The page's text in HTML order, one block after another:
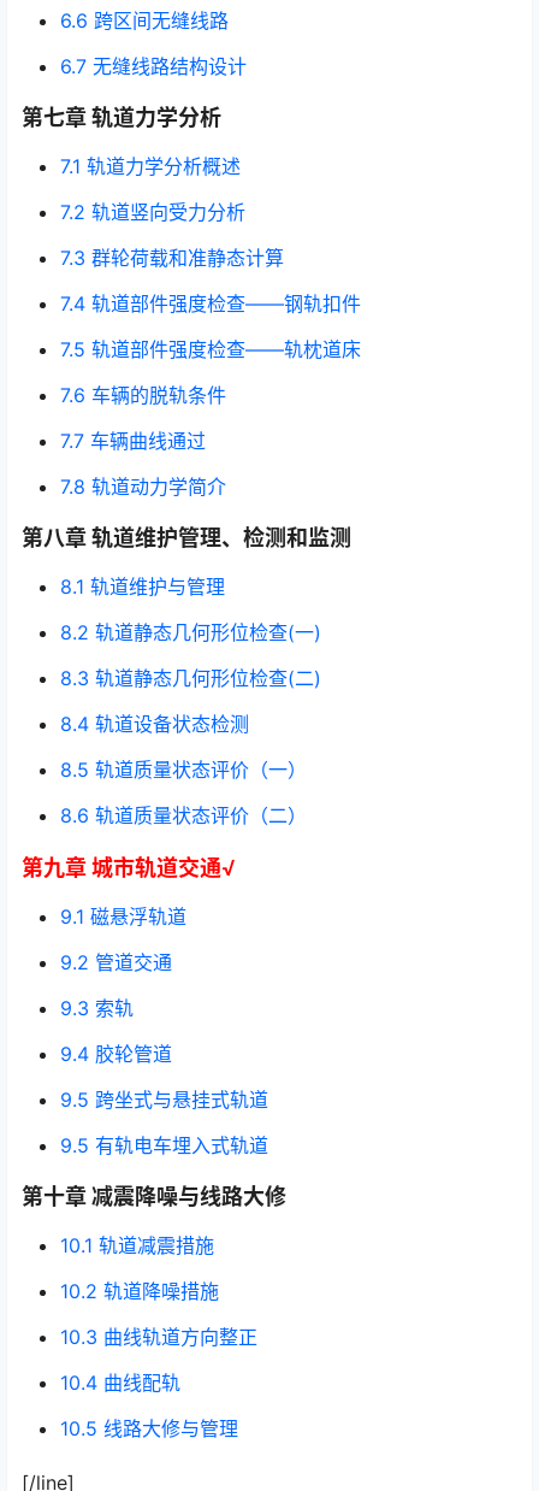
6.6 跨区间无缝线路
6.7 无缝线路结构设计
第七章 轨道力学分析
7.1 轨道力学分析概述
7.2 轨道竖向受力分析
7.3 群轮荷载和准静态计算
7.4 轨道部件强度检查——钢轨扣件
7.5 轨道部件强度检查——轨枕道床
7.6 车辆的脱轨条件
7.7 车辆曲线通过
7.8 轨道动力学简介
第八章 轨道维护管理、检测和监测
8.1 轨道维护与管理
8.2 轨道静态几何形位检查(一)
8.3 轨道静态几何形位检查(二)
8.4 轨道设备状态检测
8.5 轨道质量状态评价（一）
8.6 轨道质量状态评价（二）
第九章 城市轨道交通√
9.1 磁悬浮轨道
9.2 管道交通
9.3 索轨
9.4 胶轮管道
9.5 跨坐式与悬挂式轨道
9.5 有轨电车埋入式轨道
第十章 减震降噪与线路大修
10.1 轨道减震措施
10.2 轨道降噪措施
10.3 曲线轨道方向整正
10.4 曲线配轨
10.5 线路大修与管理
[/line]